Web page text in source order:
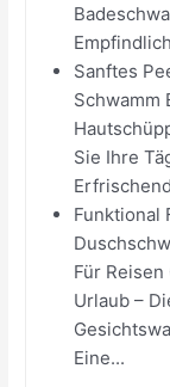
Sanftes
Schwamm
Sie Ihre
Funktional
Für
Urlaub –
Eine...